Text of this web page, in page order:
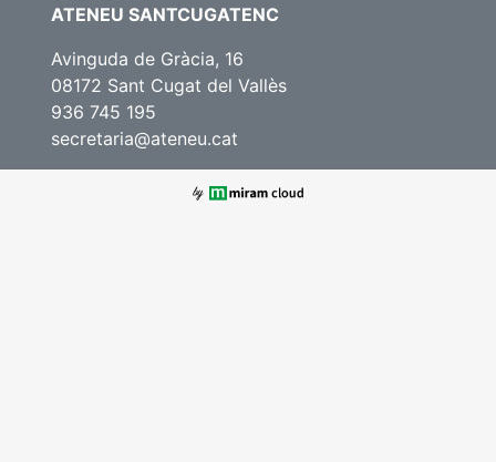
ATENEU SANTCUGATENC
Avinguda de Gràcia, 16
08172 Sant Cugat del Vallès
936 745 195
secretaria@ateneu.cat